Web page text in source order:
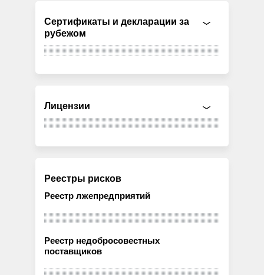
Сертификаты и декларации за
рубежом
Лицензии
Реестры рисков
Реестр лжепредприятий
Реестр недобросовестных
поставщиков